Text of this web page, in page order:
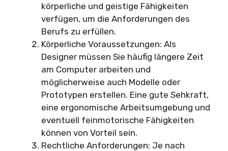
körperliche und geistige Fähigkeiten
verfügen, um die Anforderungen des
Berufs zu erfüllen.
Körperliche Voraussetzungen: Als
Designer müssen Sie häufig längere Zeit
am Computer arbeiten und
möglicherweise auch Modelle oder
Prototypen erstellen. Eine gute Sehkraft,
eine ergonomische Arbeitsumgebung und
eventuell feinmotorische Fähigkeiten
können von Vorteil sein.
Rechtliche Anforderungen: Je nach